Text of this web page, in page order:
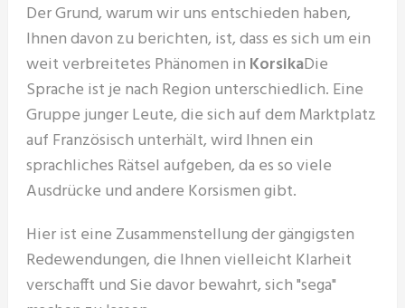
Der Grund, warum wir uns entschieden haben,
Ihnen davon zu berichten, ist, dass es sich um ein
weit verbreitetes Phänomen in KorsikaDie
Sprache ist je nach Region unterschiedlich. Eine
Gruppe junger Leute, die sich auf dem Marktplatz
auf Französisch unterhält, wird Ihnen ein
sprachliches Rätsel aufgeben, da es so viele
Ausdrücke und andere Korsismen gibt.
Hier ist eine Zusammenstellung der gängigsten
Redewendungen, die Ihnen vielleicht Klarheit
verschafft und Sie davor bewahrt, sich "sega"